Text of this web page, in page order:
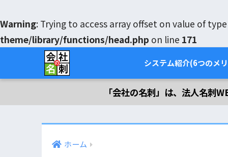
Warning: Trying to access array offset on value of
theme/library/functions/head.php on line 171
システム紹介(6つのメ
「会社の名刺」は、法人名刺
ホーム